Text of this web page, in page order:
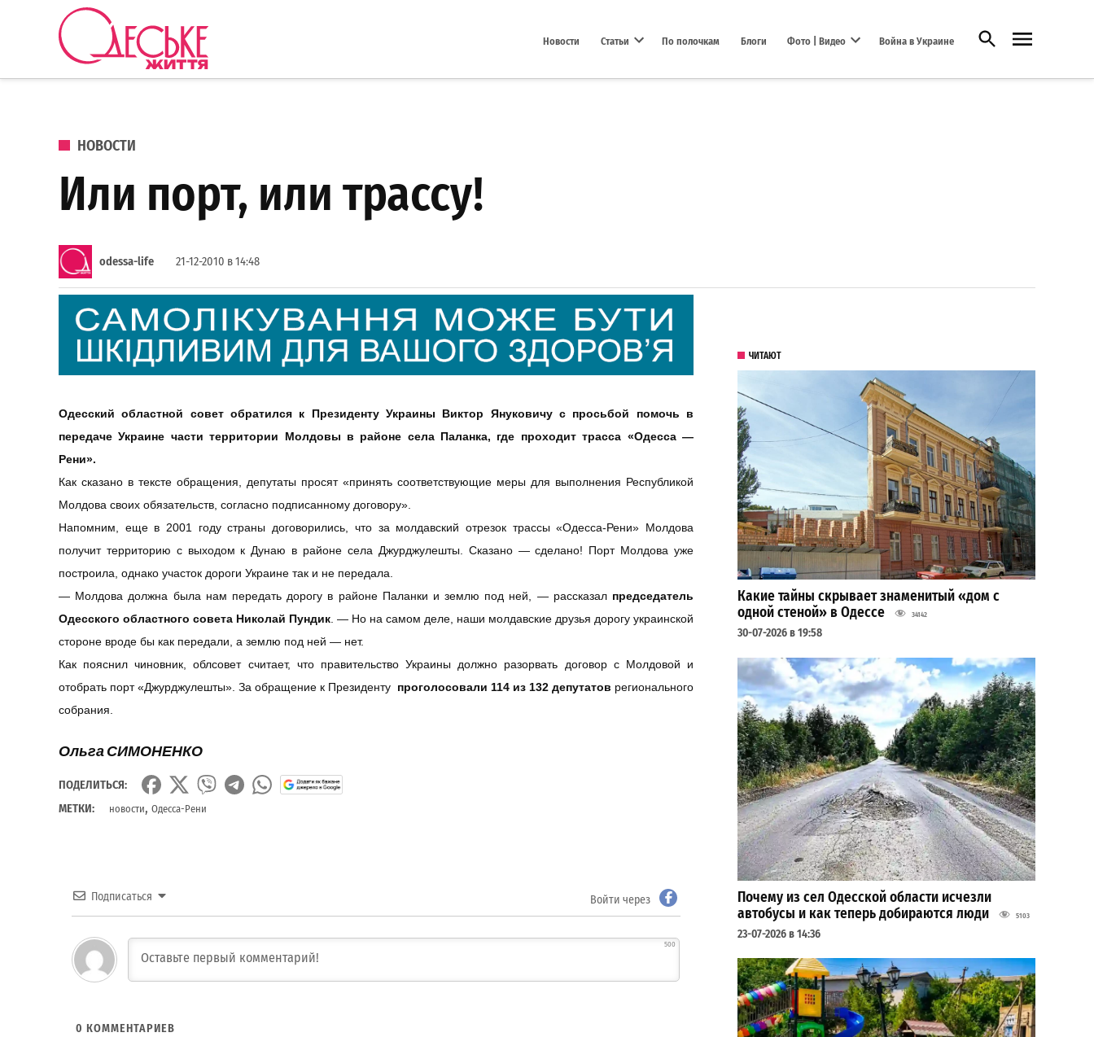
Перейти к содержанию
Новости Статьи По полочкам Блоги Фото | Видео Война в Украине Открыть поиск
ОПУБЛИКОВАНО В
НОВОСТИ
Или порт, или трассу!
odessa-life 21-12-2010 в 14:48
Одесский областной совет обратился к Президенту Украины Виктор Януковичу с просьбой помочь в
передаче Украине части территории Молдовы в районе села Паланка, где проходит трасса «Одесса —
Рени».
Как сказано в тексте обращения, депутаты просят «принять соответствующие меры для выполнения Республикой
Молдова своих обязательств, согласно подписанному договору».
Напомним, еще в 2001 году страны договорились, что за молдавский отрезок трассы «Одесса-Рени» Молдова
получит территорию с выходом к Дунаю в районе села Джурджулешты. Сказано — сделано! Порт Молдова уже
построила, однако участок дороги Украине так и не передала.
— Молдова должна была нам передать дорогу в районе Паланки и землю под ней, — рассказал председатель
Одесского областного совета Николай Пундик . — Но на самом деле, наши молдавские друзья дорогу украинской
стороне вроде бы как передали, а землю под ней — нет.
Как пояснил чиновник, облсовет считает, что правительство Украины должно разорвать договор с Молдовой и
отобрать порт «Джурджулешты». За обращение к Президенту проголосовали 114 из 132 депутатов регионального
собрания.
Ольга СИМОНЕНКО
ПОДЕЛИТЬСЯ:
МЕТКИ:
новости, Одесса-Рени
Подписаться Войти через
500
0 КОММЕНТАРИЕВ
ЧИТАЮТ
Какие тайны скрывает знаменитый «дом с
одной стеной» в Одессе
34142
30-07-2026 в 19:58
Почему из сел Одесской области исчезли
автобусы и как теперь добираются люди
5103
23-07-2026 в 14:36